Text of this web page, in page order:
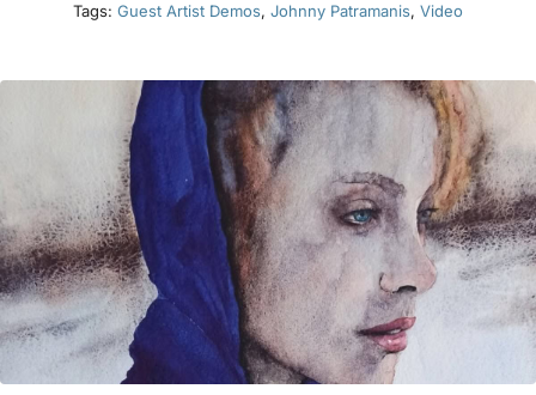
Đặt mua
Tags: Guest Artist Demos, Johnny Patramanis, Video